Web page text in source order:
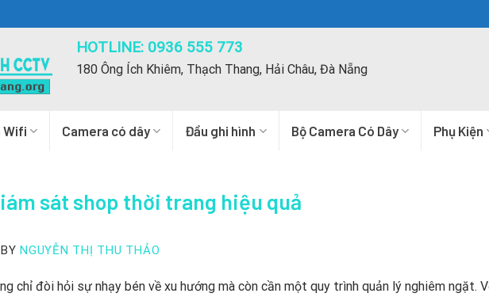
HOTLINE: 0936 555 773
180 Ông Ích Khiêm, Thạch Thang, Hải Châu, Đà Nẵng
Wifi Camera có dây Đầu ghi hình Bộ Camera Có Dây Phụ Kiện
sát shop thời trang hiệu quả
BY NGUYỄN THỊ THU THẢO
chỉ đòi hỏi sự nhạy bén về xu hướng mà còn cần một quy trình quản lý nghiêm ngặt.